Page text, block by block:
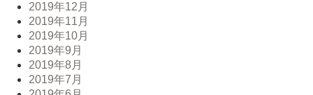
2019年12月
2019年11月
2019年10月
2019年9月
2019年8月
2019年7月